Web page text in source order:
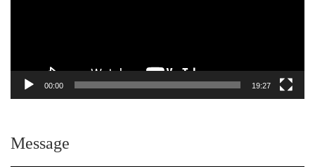
00:00 19:27
Message